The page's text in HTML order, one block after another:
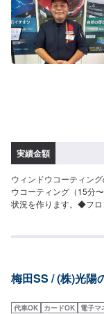
実績金額
ウィンドウコーティン
ウコーティング（15分
状況を作ります。◆フ
をさまたあげつぎらつ
梅田SS / (株)光陽
代車OK カードOK 電子マ